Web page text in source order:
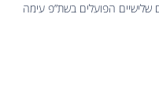
שלישיים הפועלים בשת”פ עימה